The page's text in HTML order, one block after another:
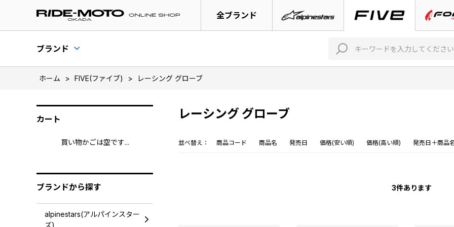
全ブランド
ブランド
ホーム > FIVE(ファイブ) > レーシング グローブ
カート
買い物かごは空です...
ブランドから探す
alpinestars(アルパインスター
ズ)
レーシング グローブ
並べ替え： 商品コード 商品名 発売日 価格(安い順) 価格(高い順) 発売日＋商品
3件あります